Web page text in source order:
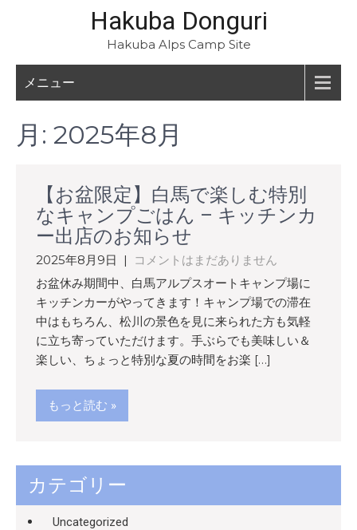
Hakuba Donguri
Hakuba Alps Camp Site
メニュー
月: 2025年8月
【お盆限定】白馬で楽しむ特別
なキャンプごはん – キッチンカ
ー出店のお知らせ
2025年8月9日 | コメントはまだありません
お盆休み期間中、白馬アルプスオートキャンプ場に
キッチンカーがやってきます！キャンプ場での滞在
中はもちろん、松川の景色を見に来られた方も気軽
に立ち寄っていただけます。手ぶらでも美味しい＆
楽しい、ちょっと特別な夏の時間をお楽 […]
もっと読む »
カテゴリー
Uncategorized